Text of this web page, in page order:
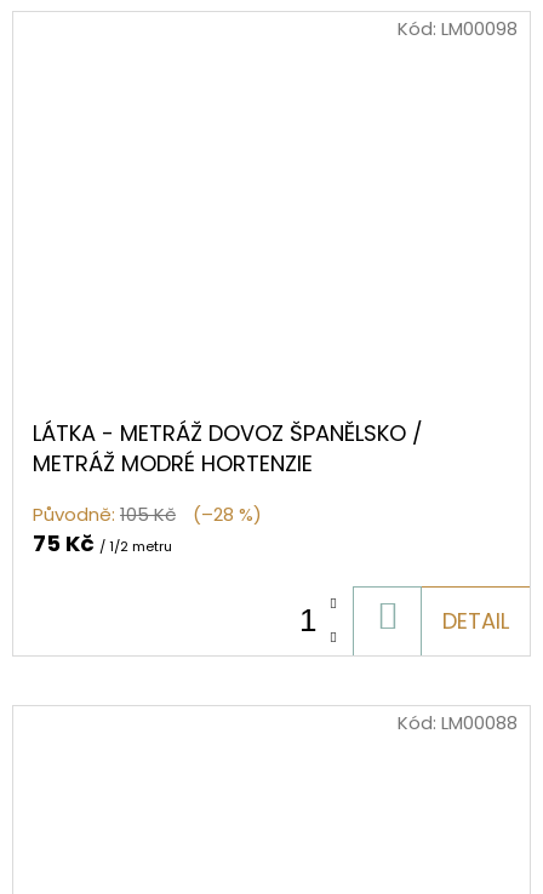
LÁTKA - METRÁŽ DOVOZ ŠPANĚLSKO /
METRÁŽ MODRÉ HORTENZIE
Původně: 105 Kč (–28 %)
75 Kč / 1/2 metru
KOŠÍKU
DETAIL
Kód: LM00098
Kód: LM00088